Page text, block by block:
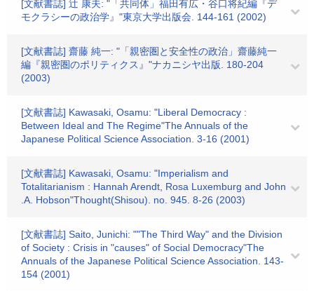
[文献書誌] 辻 康夫: "「共同体」福田有広・谷口将紀編『デ
モクラシーの政治学』"東京大学出版会. 144-161 (2002)
[文献書誌] 齋藤 純一: "「親密圏と安全性の政治」齋藤純一
編『親密圏のポリティクス』"ナカニシヤ出版. 180-204
(2003)
[文献書誌] Kawasaki, Osamu: "Liberal Democracy :
Between Ideal and The Regime"The Annuals of the
Japanese Political Science Association. 3-16 (2001)
[文献書誌] Kawasaki, Osamu: "Imperialism and
Totalitarianism : Hannah Arendt, Rosa Luxemburg and John
.A. Hobson"Thought(Shisou). no. 945. 8-26 (2003)
[文献書誌] Saito, Junichi: ""The Third Way" and the Division
of Society : Crisis in "causes" of Social Democracy"The
Annuals of the Japanese Political Science Association. 143-
154 (2001)